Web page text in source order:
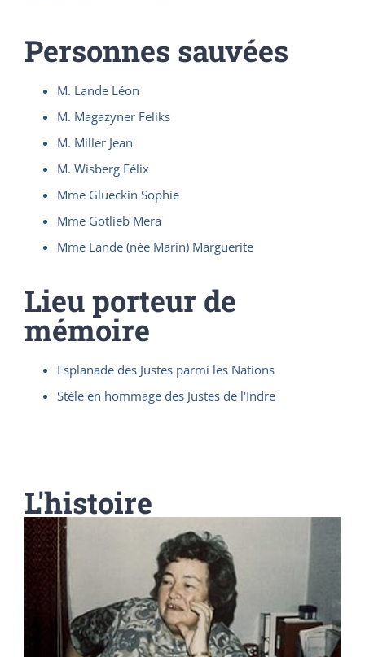
Personnes sauvées
M. Lande Léon
M. Magazyner Feliks
M. Miller Jean
M. Wisberg Félix
Mme Glueckin Sophie
Mme Gotlieb Mera
Mme Lande (née Marin) Marguerite
Lieu porteur de
mémoire
Esplanade des Justes parmi les Nations
Stèle en hommage des Justes de l'Indre
L'histoire